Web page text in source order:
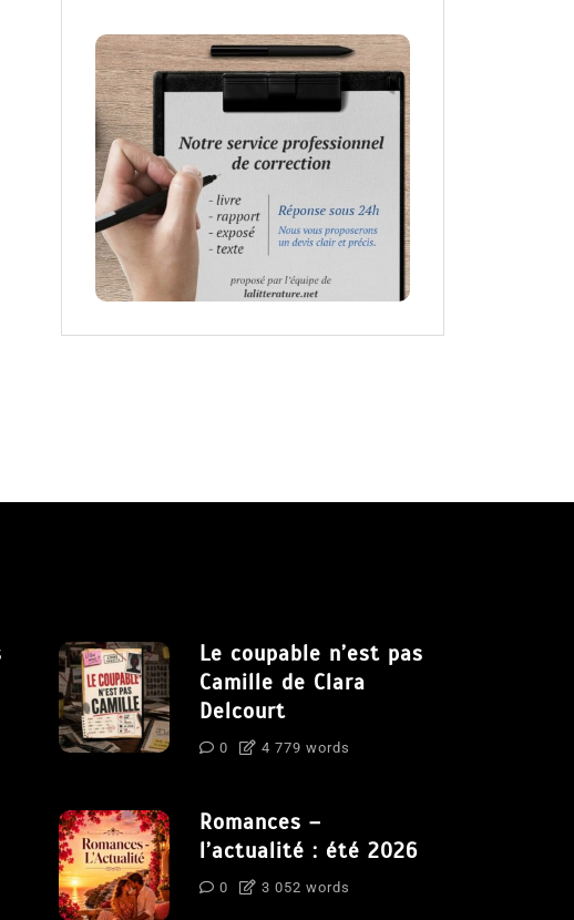
Le coupable n’est pas
Camille de Clara
Delcourt
0 4 779 words
Romances –
l’actualité : été 2026
0 3 052 words